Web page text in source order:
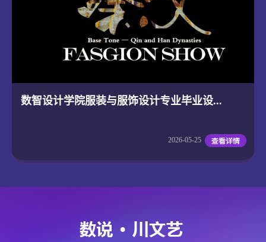
数智设计学院服装与服饰设计专业毕业设...
2026-05-25